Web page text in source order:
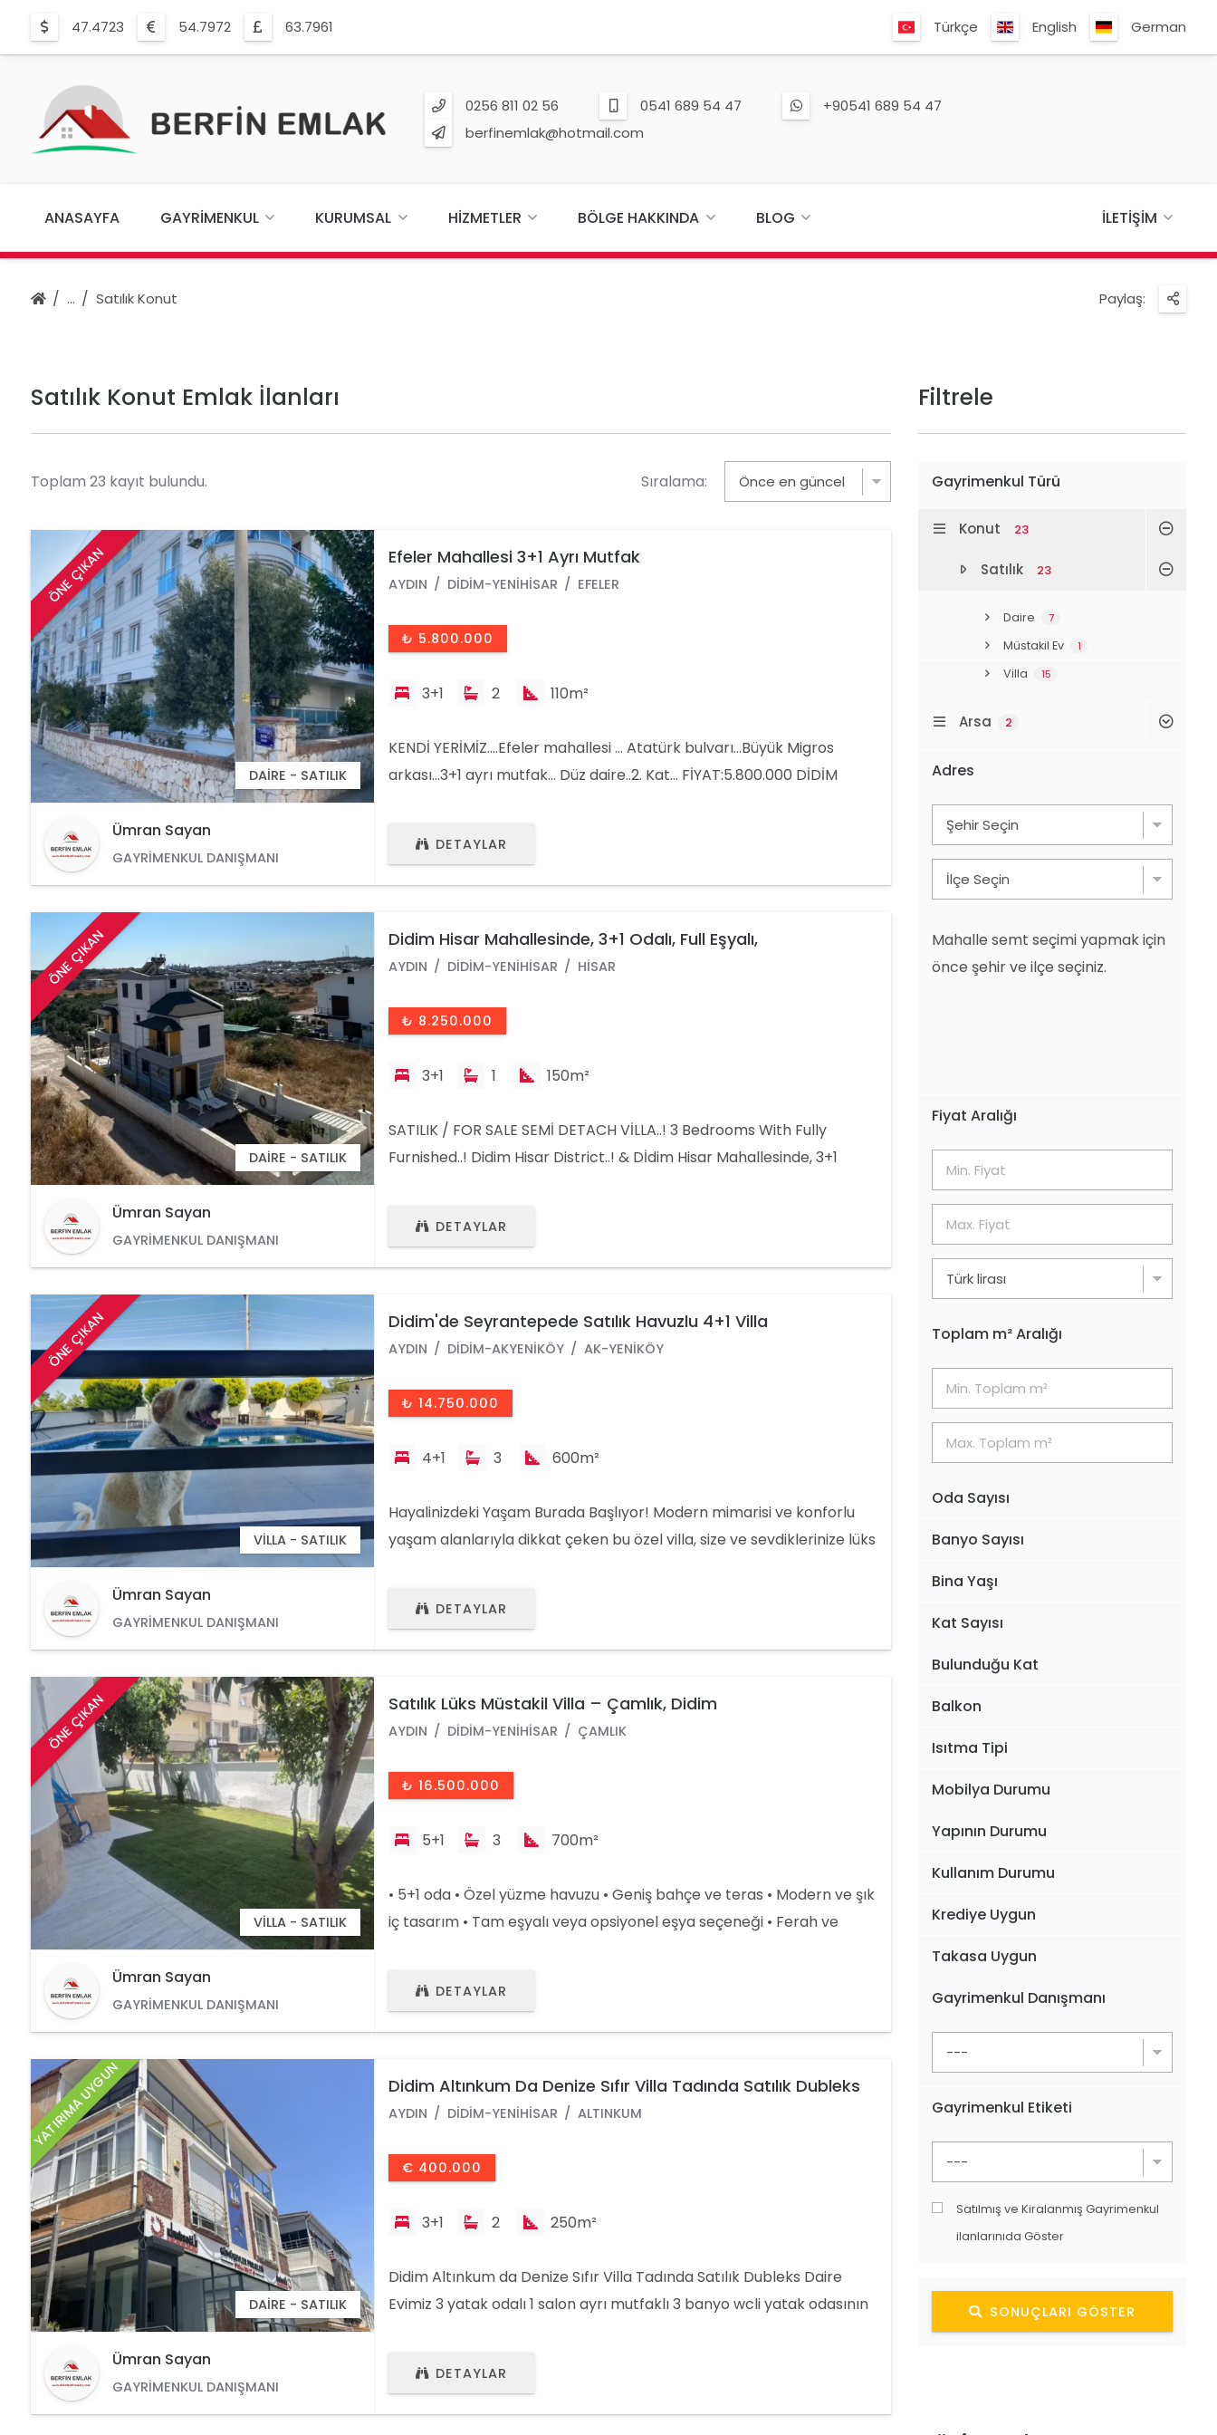
47.4723 54.7972 63.7961 Türkçe English German
0256 811 02 56 0541 689 54 47
+90541 689 54 47
berfinemlak@hotmail.com
ANASAYFA GAYRIMENKUL KURUMSAL HIZMETLER BÖLGE HAKKINDA BLOG İLETIŞIM
Satılık Konut Paylaş:
Satılık Konut Emlak İlanları
Toplam 23 kayıt bulundu. Sıralama:
ÖNE ÇIKAN
DAIRE - SATILIK
Efeler Mahallesi 3+1 Ayrı Mutfak
AYDIN DIDIM-YENIHISAR EFELER
₺ 5.800.000
3+1 2 110m²
KENDİ YERİMİZ….Efeler mahallesi … Atatürk bulvarı…Büyük Migros
arkası…3+1 ayrı mutfak… Düz daire..2. Kat… FİYAT:5.800.000 DİDİM
Ümran Sayan
GAYRIMENKUL DANIŞMANI
DETAYLAR
ÖNE ÇIKAN
DAIRE - SATILIK
Didim Hisar Mahallesinde, 3+1 Odalı, Full Eşyalı,
AYDIN DIDIM-YENIHISAR HISAR
₺ 8.250.000
3+1 1 150m²
SATILIK / FOR SALE SEMİ DETACH VİLLA..! 3 Bedrooms With Fully
Furnished..! Didim Hisar District..! & Dİdim Hisar Mahallesinde, 3+1
???? DİDİM BERFİN EMLAK ÜMRAN SAYAN MOBİL: 0090 541 689 5447
OFİS: 0090 256 811 0256
Ümran Sayan
GAYRIMENKUL DANIŞMANI
DETAYLAR
ÖNE ÇIKAN
VILLA - SATILIK
Didim'de Seyrantepede Satılık Havuzlu 4+1 Villa
AYDIN DIDIM-AKYENIKÖY AK-YENIKÖY
₺ 14.750.000
4+1 3 600m²
Hayalinizdeki Yaşam Burada Başlıyor! Modern mimarisi ve konforlu
yaşam alanlarıyla dikkat çeken bu özel villa, size ve sevdiklerinize lüks
havuzu Geniş teras alanı ve güneşlenme şezlongları Doğayla iç içe,
huzurlu ve presti
Ümran Sayan
GAYRIMENKUL DANIŞMANI
DETAYLAR
ÖNE ÇIKAN
VILLA - SATILIK
Satılık Lüks Müstakil Villa – Çamlık, Didim
AYDIN DIDIM-YENIHISAR ÇAMLIK
₺ 16.500.000
5+1 3 700m²
• 5+1 oda • Özel yüzme havuzu • Geniş bahçe ve teras • Modern ve şık
iç tasarım • Tam eşyalı veya opsiyonel eşya seçeneği • Ferah ve
vardır) ????️ Avantajlar: • Müstakil, özel yaşam alanı • Yatırım veya
yazlık kullanı
Ümran Sayan
GAYRIMENKUL DANIŞMANI
DETAYLAR
YATIRIMA UYGUN
DAIRE - SATILIK
Didim Altınkum Da Denize Sıfır Villa Tadında Satılık Dubleks
Daire
AYDIN DIDIM-YENIHISAR ALTINKUM
€ 400.000
3+1 2 250m²
Didim Altınkum da Denize Sıfır Villa Tadında Satılık Dubleks Daire
Evimiz 3 yatak odalı 1 salon ayrı mutfaklı 3 banyo wcli yatak odasının
ünlü Didim Altınkum denize sıfır konumdadır. Yatak odasından ve
terasından bodrum ve adalar manzaral
Ümran Sayan
GAYRIMENKUL DANIŞMANI
DETAYLAR
Filtrele
Gayrimenkul Türü
Konut 23
Satılık 23
Daire 7
Müstakil Ev 1
Villa 15
Arsa 2
Adres
Mahalle semt seçimi yapmak için
önce şehir ve ilçe seçiniz.
Fiyat Aralığı
Toplam m² Aralığı
Oda Sayısı
Banyo Sayısı
Bina Yaşı
Kat Sayısı
Bulunduğu Kat
Balkon
Isıtma Tipi
Mobilya Durumu
Yapının Durumu
Kullanım Durumu
Krediye Uygun
Takasa Uygun
Gayrimenkul Danışmanı
Gayrimenkul Etiketi
Satılmış ve Kiralanmış Gayrimenkul
ilanlarınıda Göster
SONUÇLARI GÖSTER